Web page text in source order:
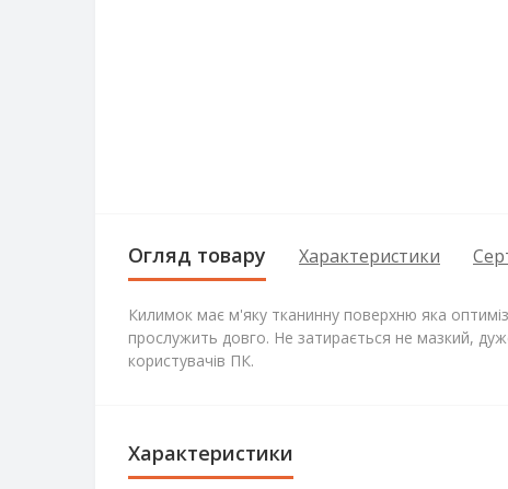
Огляд товару Характеристики
Килимок має м'яку тканинну поверхню яка
прослужить довго. Не затирається не мазкий,
користувачів ПК.
Характеристики